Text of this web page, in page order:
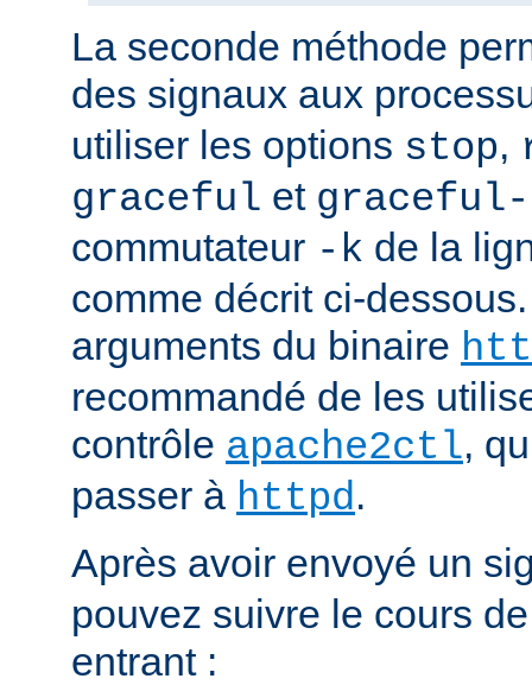
La seconde méthode
des signaux aux
utiliser les options stop,
graceful et
commutateur -k de la
comme décrit ci-
arguments du binaire
recommandé de les
contrôle apache2ctl,
passer à httpd.
Après avoir envoyé un
pouvez suivre le cours
entrant :